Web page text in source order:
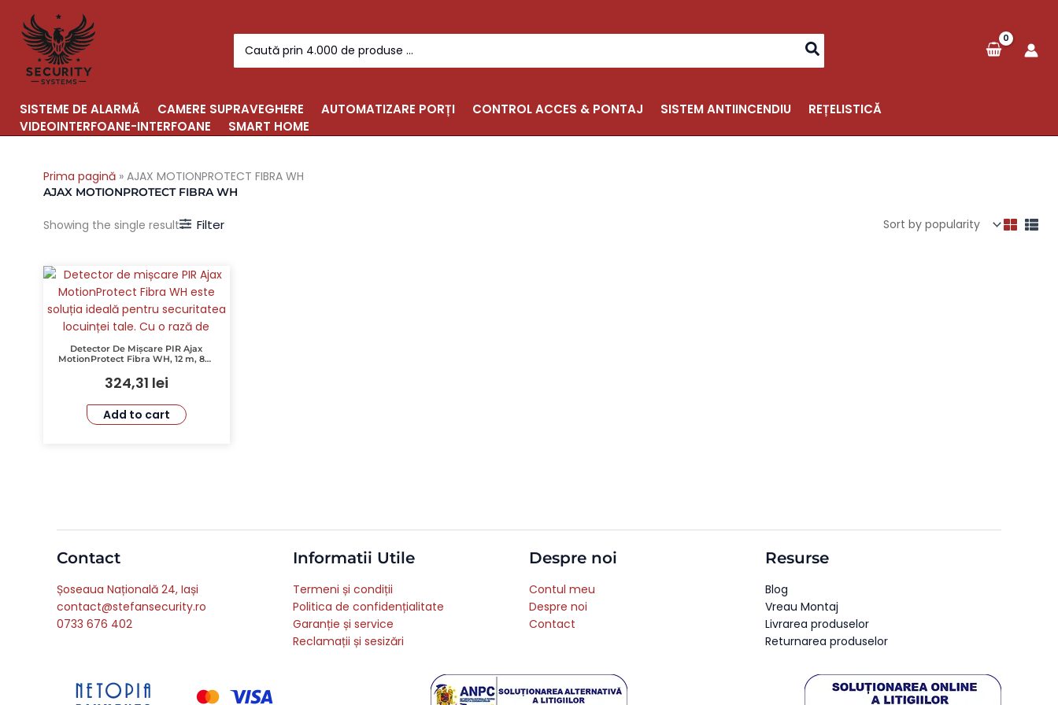
content
for:
SISTEME DE ALARMĂ CAMERE SUPRAVEGHERE AUTOMATIZARE PORȚI CONTROL ACCES & PONTAJ SISTEM ANTIINCENDIU
REȚELISTICĂ
VIDEOINTERFOANE-INTERFOANE
SMART HOME
Prima pagină » AJAX MOTIONPROTECT FIBRA WH
AJAX MOTIONPROTECT FIBRA WH
Showing the single result Filter
Detector De Mișcare PIR Ajax
MotionProtect Fibra WH, 12 m, 88°
324,31 lei
Add to cart
Contact
Șoseaua Națională 24, Iași
contact@stefansecurity.ro
0733 676 402
Informatii Utile
Termeni și condiții
Politica de confidențialitate
Garanție și service
Reclamații și sesizări
Despre noi
Contul meu
Despre noi
Contact
Resurse
Blog
Vreau Montaj
Livrarea produselor
Returnarea produselor